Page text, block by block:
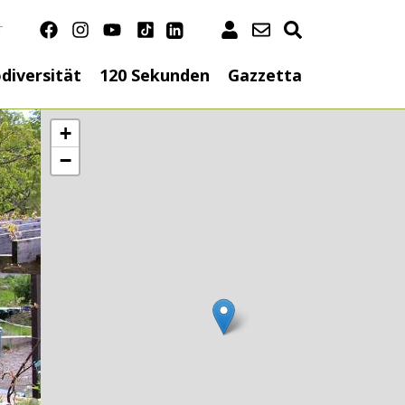
120 Sekunden Gazzetta
+
−